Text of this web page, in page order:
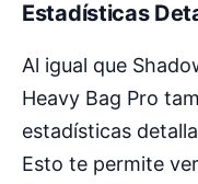
Estadísticas
Al igual que
Heavy Bag Pro
estadísticas
Esto te permite